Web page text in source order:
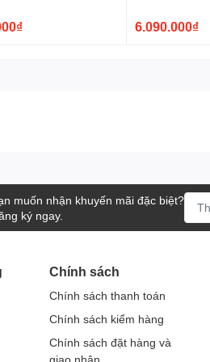
6.090.000₫
muốn nhận khuyến mãi đặc biệt?
ký ngay.
Chính sách
Chính sách thanh toán
Chính sách kiểm hàng
Chính sách đặt hàng và
giao nhận